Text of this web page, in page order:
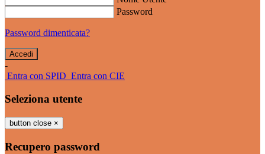
Password
Password dimenticata?
-
Entra con SPID Entra con CIE
Seleziona utente
button close ×
Recupero password